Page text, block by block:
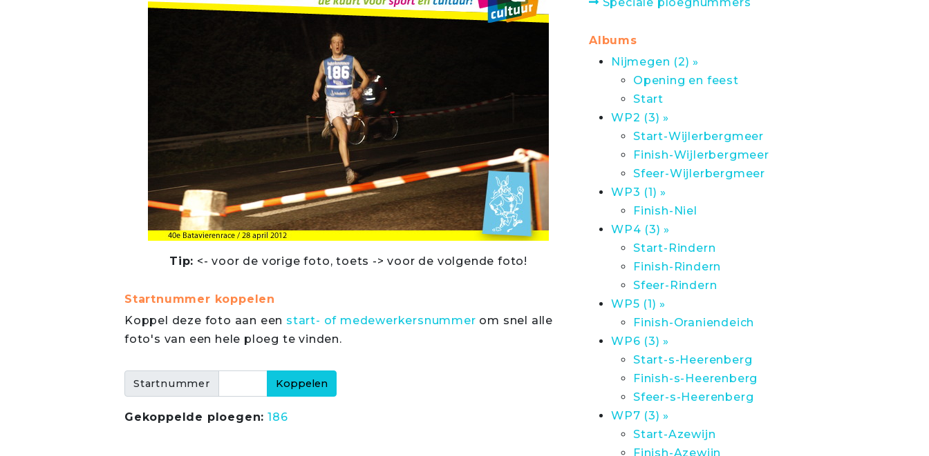
Tip: <- voor de vorige foto, toets -> voor de volgende foto!
Startnummer koppelen
Koppel deze foto aan een start- of medewerkersnummer om snel alle
foto's van een hele ploeg te vinden.
Startnummer
Gekoppelde ploegen: 186
Albums
Nijmegen (2) »
Opening en feest
Start
WP2 (3) »
Start-Wijlerbergmeer
Finish-Wijlerbergmeer
Sfeer-Wijlerbergmeer
WP3 (1) »
Finish-Niel
WP4 (3) »
Start-Rindern
Finish-Rindern
Sfeer-Rindern
WP5 (1) »
Finish-Oraniendeich
WP6 (3) »
Start-s-Heerenberg
Finish-s-Heerenberg
Sfeer-s-Heerenberg
WP7 (3) »
Start-Azewijn
Finish-Azewijn